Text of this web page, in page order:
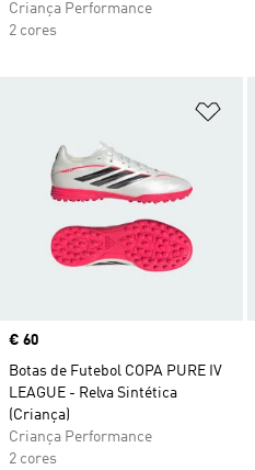
Criança Performance
2 cores
Price
€ 60
Botas de Futebol COPA PURE IV
LEAGUE - Relva Sintética
(Criança)
Criança Performance
2 cores